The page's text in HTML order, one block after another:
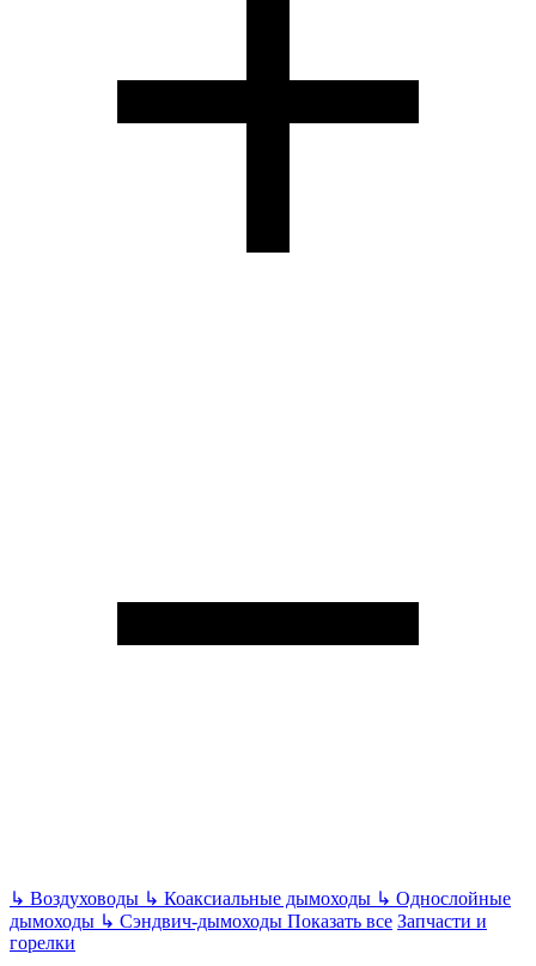
↳ Воздуховоды ↳ Коаксиальные дымоходы ↳ Однослойные
дымоходы ↳ Сэндвич-дымоходы Показать все Запчасти и
горелки